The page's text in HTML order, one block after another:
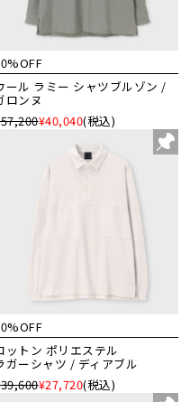
ール ラミー シャツブルゾン /
ロンヌ
¥40,040(税込)
ットン ポリエステル
ガーシャツ / ディアブル
¥27,720(税込)